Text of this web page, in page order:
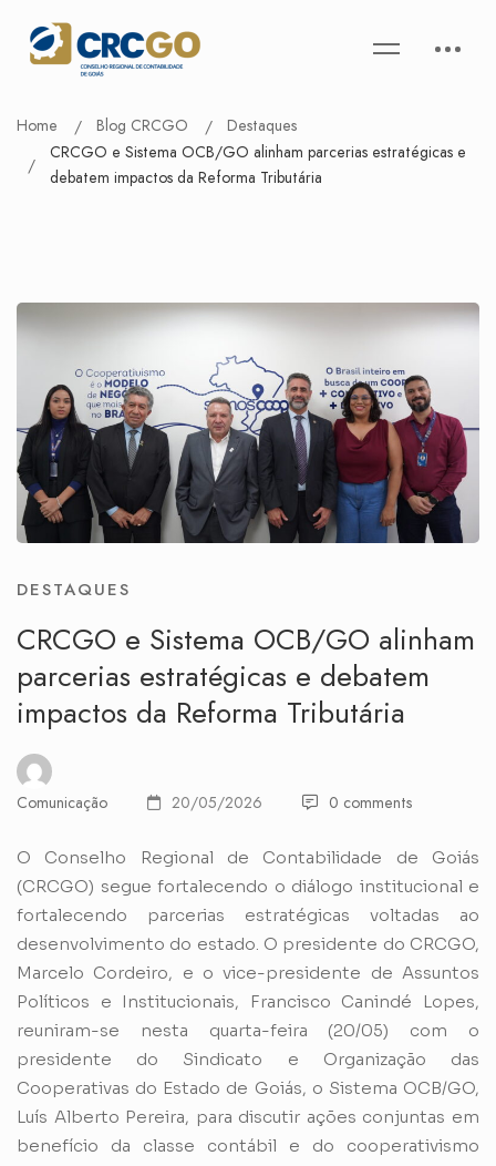
Home Blog CRCGO
Destaques
CRCGO e Sistema OCB/GO alinham parcerias estratégicas e
debatem impactos da Reforma Tributária
DESTAQUES
CRCGO e Sistema OCB/GO alinham
parcerias estratégicas e debatem
impactos da Reforma Tributária
Comunicação 20/05/2026 0 comments
O Conselho Regional de Contabilidade de Goiás
(CRCGO) segue fortalecendo o diálogo institucional e
fortalecendo parcerias estratégicas voltadas ao
desenvolvimento do estado. O presidente do CRCGO,
Marcelo Cordeiro, e o vice-presidente de Assuntos
Políticos e Institucionais, Francisco Canindé Lopes,
reuniram-se nesta quarta-feira (20/05) com o
presidente do Sindicato e Organização das
Cooperativas do Estado de Goiás, o Sistema OCB/GO,
Luís Alberto Pereira, para discutir ações conjuntas em
benefício da classe contábil e do cooperativismo